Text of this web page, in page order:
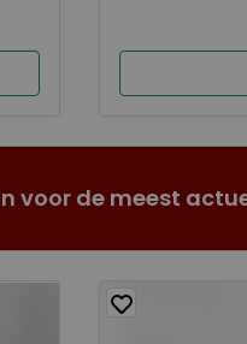
voor de meest